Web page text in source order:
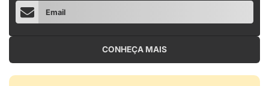
Email
CONHEÇA MAIS